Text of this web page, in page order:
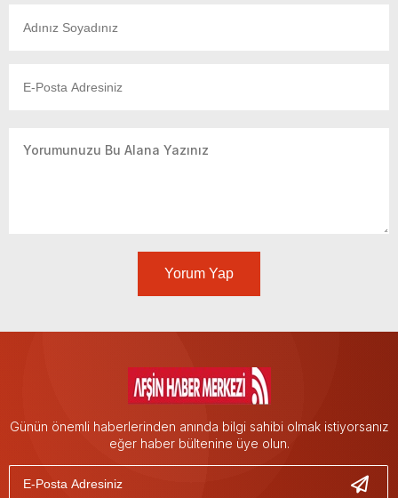
Yorum Yap
Günün önemli haberlerinden anında bilgi sahibi olmak istiyorsanız
eğer haber bültenine üye olun.